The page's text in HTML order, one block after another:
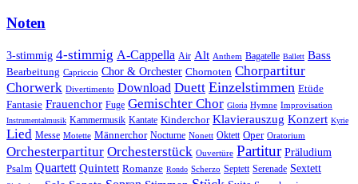
Noten
3-stimmig 4-stimmig A-Cappella Air Alt Anthem Bagatelle Ballett Bass
Bearbeitung Capriccio Chor & Orchester Chornoten Chorpartitur
Chorwerk Divertimento Download Duett Einzelstimmen Etüde
Fantasie Frauenchor Fuge Gemischter Chor Gloria Hymne Improvisation
Instrumentalmusik Kammermusik Kantate Kinderchor Klavierauszug Konzert Kyrie
Lied Messe Motette Männerchor Nocturne Nonett Oktett Oper Oratorium
Orchesterpartitur Orchesterstück Ouvertüre Partitur Präludium
Psalm Quartett Quintett Romanze Rondo Scherzo Septett Serenade Sextett